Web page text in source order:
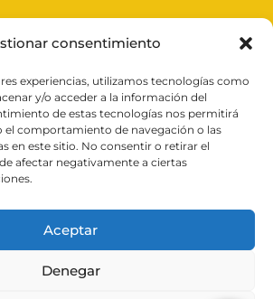
consentimiento
experiencias, utilizamos tecnologías como
y/o acceder a la información del
de estas tecnologías nos permitirá
el comportamiento de navegación o las
en este sitio. No consentir o retirar el
afectar negativamente a ciertas
Aceptar
Denegar
enValencia, ofrecemos
y efectivas las 24 horas del día.
puertas y reparación de persianas
de cerraduras inteligentes,
con un servicio profesional
nosotros para cuidar de tu
empresa colaboradora con Trankey y
en Madrid.